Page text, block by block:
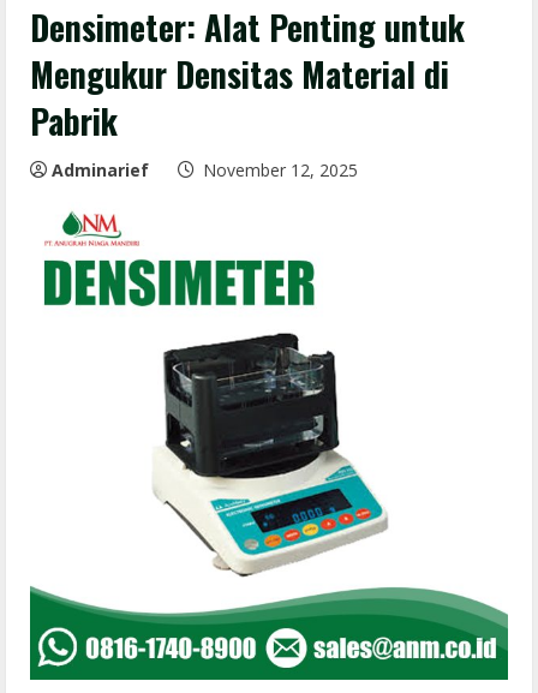
Densimeter: Alat Penting untuk
Mengukur Densitas Material di
Pabrik
Adminarief November 12, 2025